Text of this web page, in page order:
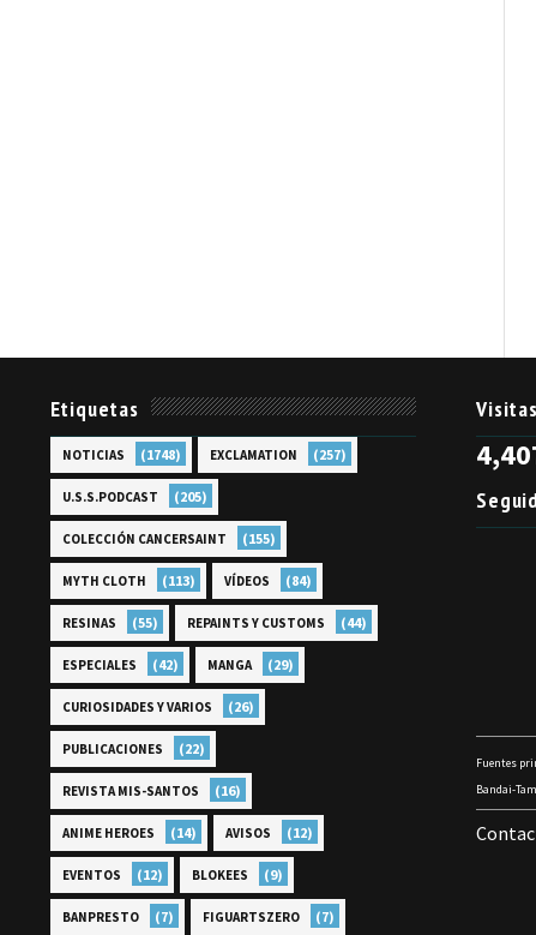
Etiquetas
NOTICIAS (1748) EXCLAMATION (257)
U.S.S.PODCAST (205)
COLECCIÓN CANCERSAINT (155)
MYTH CLOTH (113) VÍDEOS (84)
RESINAS (55) REPAINTS Y CUSTOMS (44)
ESPECIALES (42) MANGA (29)
CURIOSIDADES Y VARIOS (26)
PUBLICACIONES (22)
REVISTA MIS-SANTOS (16)
ANIME HEROES (14) AVISOS (12)
EVENTOS (12) BLOKEES (9)
BANPRESTO (7) FIGUARTSZERO (7)
Fuentes
Bandai-